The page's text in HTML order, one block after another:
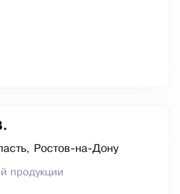
Ростов-на-Дону
продукции